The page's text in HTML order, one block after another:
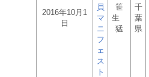
2016年10月1
日
員
マ
ニ
フ
ェ
ス
ト
笹
生
猛
千
葉
県